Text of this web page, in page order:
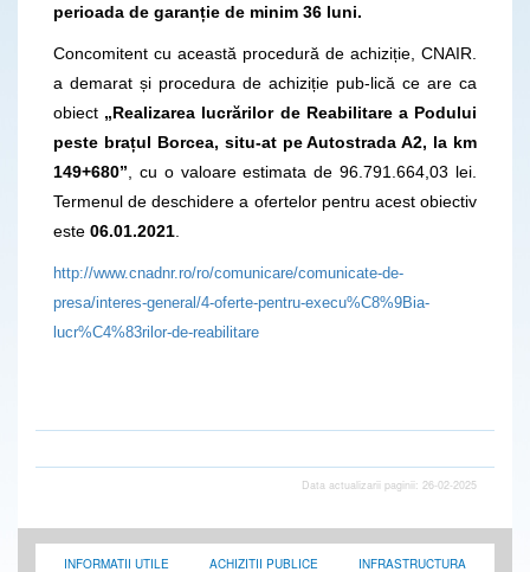
perioada de garanție de minim 36 luni.
Concomitent cu această procedură de achiziție, CNAIR.
a demarat și procedura de achiziție pub-lică ce are ca
obiect „Realizarea lucrărilor de Reabilitare a Podului
peste brațul Borcea, situ-at pe Autostrada A2, la km
149+680” , cu o valoare estimata de 96.791.664,03 lei.
Termenul de deschidere a ofertelor pentru acest obiectiv
este 06.01.2021
http://www.cnadnr.ro/ro/comunicare/comunicate-de-
presa/interes-general/4-oferte-pentru-execu%C8%9Bia-
lucr%C4%83rilor-de-reabilitare
Data actualizarii paginii: 26-02-2025
INFORMATII UTILE ACHIZITII PUBLICE INFRASTRUCTURA